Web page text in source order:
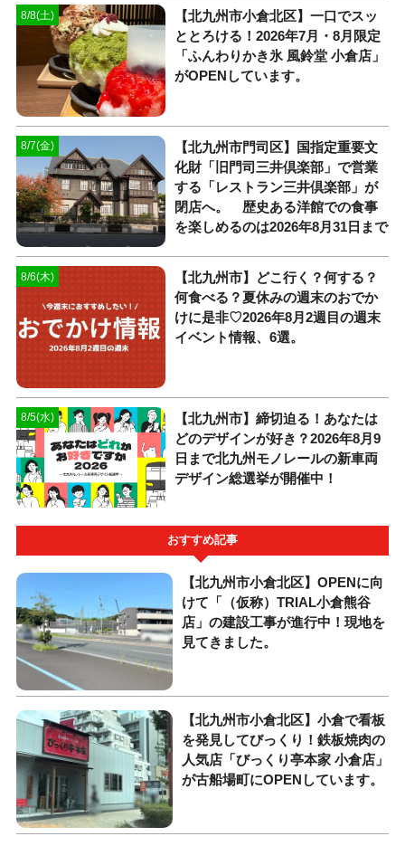
8/8(土)
【北九州市小倉北区】一口でスッ
ととろける！2026年7月・8月限定
「ふんわりかき氷 風鈴堂 小倉店」
がOPENしています。
8/7(金)
【北九州市門司区】国指定重要文
化財「旧門司三井倶楽部」で営業
する「レストラン三井倶楽部」が
閉店へ。 歴史ある洋館での食事
を楽しめるのは2026年8月31日まで
8/6(木)
【北九州市】どこ行く？何する？
何食べる？夏休みの週末のおでか
けに是非♡2026年8月2週目の週末
イベント情報、6選。
8/5(水)
【北九州市】締切迫る！あなたは
どのデザインが好き？2026年8月9
日まで北九州モノレールの新車両
デザイン総選挙が開催中！
おすすめ記事
【北九州市小倉北区】OPENに向
けて「（仮称）TRIAL小倉熊谷
店」の建設工事が進行中！現地を
見てきました。
【北九州市小倉北区】小倉で看板
を発見してびっくり！鉄板焼肉の
人気店「びっくり亭本家 小倉店」
が古船場町にOPENしています。